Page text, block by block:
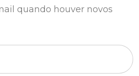
quando houver novos